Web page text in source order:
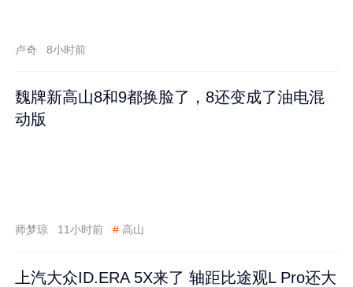
卢奇 8小时前
魏牌新高山8和9都换脸了，8还变成了油电混
动版
师梦琼 11小时前 # 高山
上汽大众ID.ERA 5X来了 轴距比途观L Pro还大